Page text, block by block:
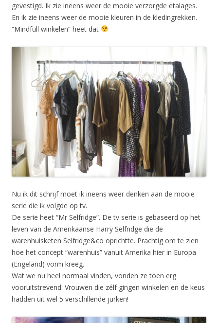
gevestigd. Ik zie ineens weer de mooie verzorgde etalages.
En ik zie ineens weer de mooie kleuren in de kledingrekken.
“Mindfull winkelen” heet dat
Nu ik dit schrijf moet ik ineens weer denken aan de mooie
serie die ik volgde op tv.
De serie heet “Mr Selfridge”. De tv serie is gebaseerd op het
leven van de Amerikaanse Harry Selfridge die de
warenhuisketen Selfridge&co oprichtte. Prachtig om te zien
hoe het concept “warenhuis” vanuit Amerika hier in Europa
(Engeland) vorm kreeg.
Wat we nu heel normaal vinden, vonden ze toen erg
vooruitstrevend. Vrouwen die zélf gingen winkelen en de keus
hadden uit wel 5 verschillende jurken!